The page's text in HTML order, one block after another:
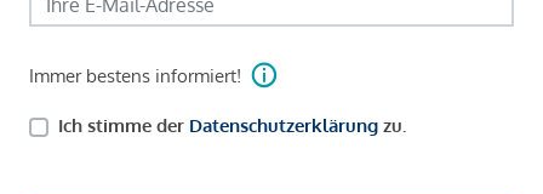
Immer bestens informiert!
Ich stimme der Datenschutzerklärung zu.